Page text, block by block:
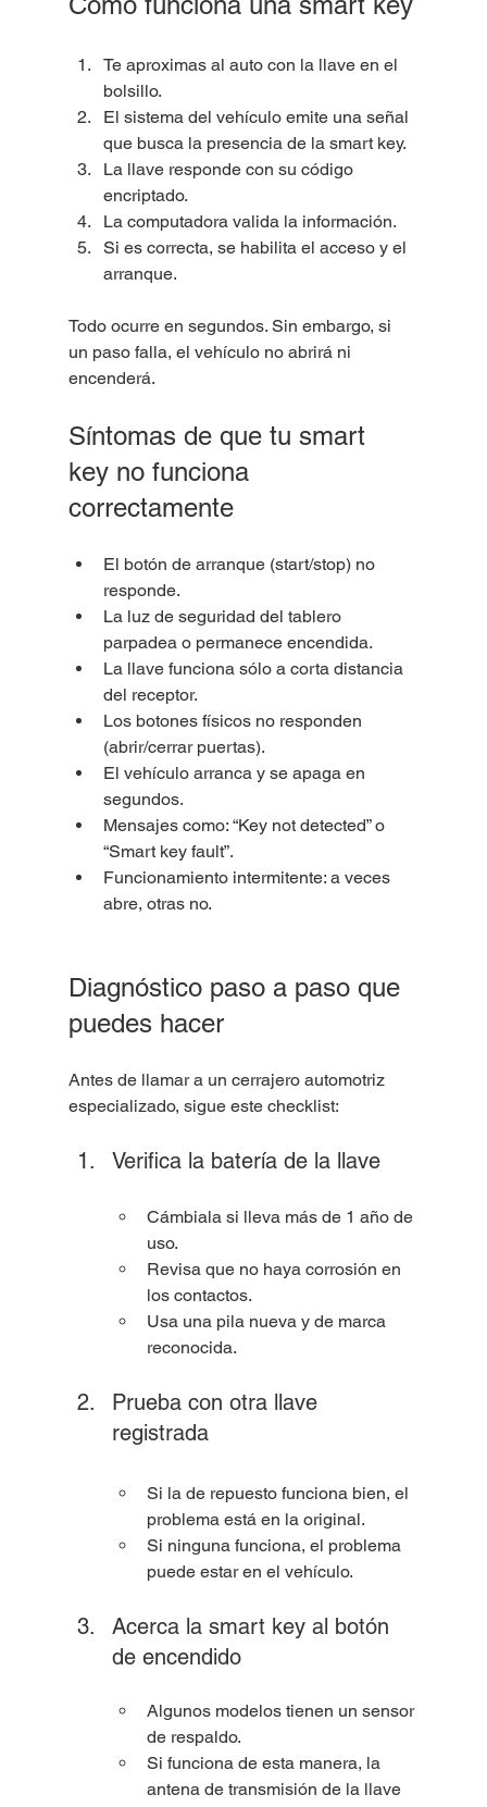
Te aproximas al auto con la llave en el
bolsillo.
El sistema del vehículo emite una señal
que busca la presencia de la smart key.
La llave responde con su código
encriptado.
La computadora valida la información.
Si es correcta, se habilita el acceso y el
arranque.
Todo ocurre en segundos. Sin embargo, si
un paso falla, el vehículo no abrirá ni
encenderá.
Síntomas de que tu smart
key no funciona
correctamente
El botón de arranque (start/stop) no
responde.
La luz de seguridad del tablero
parpadea o permanece encendida.
La llave funciona sólo a corta distancia
del receptor.
Los botones físicos no responden
(abrir/cerrar puertas).
El vehículo arranca y se apaga en
segundos.
Mensajes como: “Key not detected” o
“Smart key fault”.
Funcionamiento intermitente: a veces
abre, otras no.
Diagnóstico paso a paso que
puedes hacer
Antes de llamar a un cerrajero automotriz
especializado, sigue este checklist:
Verifica la batería de la llave
Cámbiala si lleva más de 1 año de
uso.
Revisa que no haya corrosión en
los contactos.
Usa una pila nueva y de marca
reconocida.
Prueba con otra llave
registrada
Si la de repuesto funciona bien, el
problema está en la original.
Si ninguna funciona, el problema
puede estar en el vehículo.
Acerca la smart key al botón
de encendido
Algunos modelos tienen un sensor
de respaldo.
Si funciona de esta manera, la
antena de transmisión de la llave